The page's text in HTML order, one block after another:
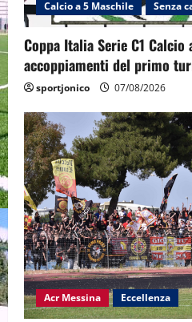
Calcio a 5 Maschile Senza
Coppa Italia Serie C1
accoppiamenti del primo
sportjonico 07/08/2026
Acr Messina Eccellenza